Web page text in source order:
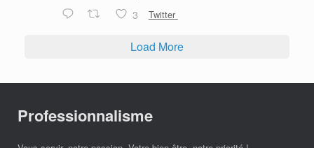
3 Twitter
Load More
Professionnalisme